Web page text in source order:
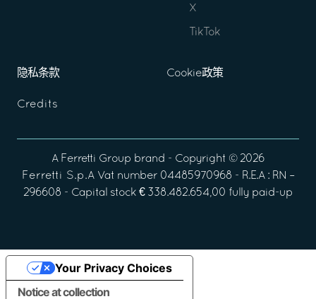
X
TikTok
隐私条款 Cookie政策
Credits
A Ferretti Group brand - Copyright © 2026
Ferretti S.p.A Vat number 04485970968 - R.E.A : RN –
296608 - Capital stock € 338.482.654,00 fully paid-up
Notice at collection
Your Privacy Choices